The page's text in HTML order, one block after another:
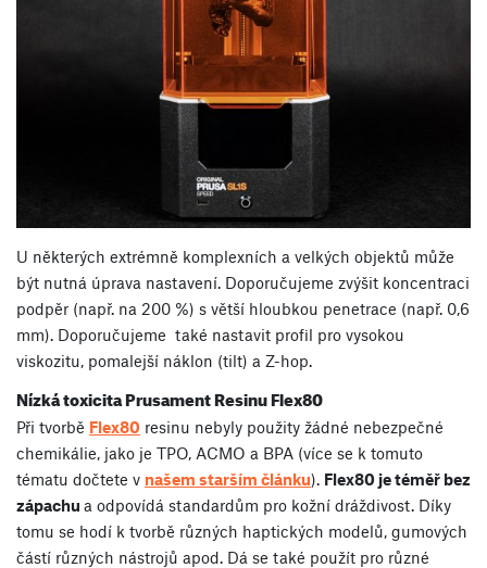
U některých extrémně komplexních a velkých objektů může
být nutná úprava nastavení. Doporučujeme zvýšit koncentraci
podpěr (např. na 200 %) s větší hloubkou penetrace (např. 0,6
mm). Doporučujeme také nastavit profil pro vysokou
viskozitu, pomalejší náklon (tilt) a Z-hop.
Nízká toxicita Prusament Resinu Flex80
Při tvorbě Flex80 resinu nebyly použity žádné nebezpečné
chemikálie, jako je TPO, ACMO a BPA (více se k tomuto
tématu dočtete v našem starším článku). Flex80 je téměř bez
zápachu a odpovídá standardům pro kožní dráždivost. Díky
tomu se hodí k tvorbě různých haptických modelů, gumových
částí různých nástrojů apod. Dá se také použít pro různé